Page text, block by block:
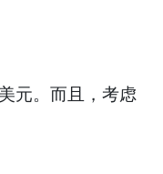
元。而且，考虑